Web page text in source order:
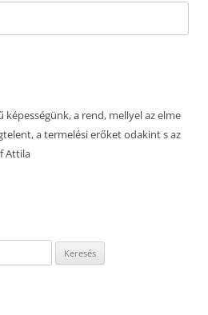
a rend, mellyel az elme
a termelési erőket odakint s az
Attila